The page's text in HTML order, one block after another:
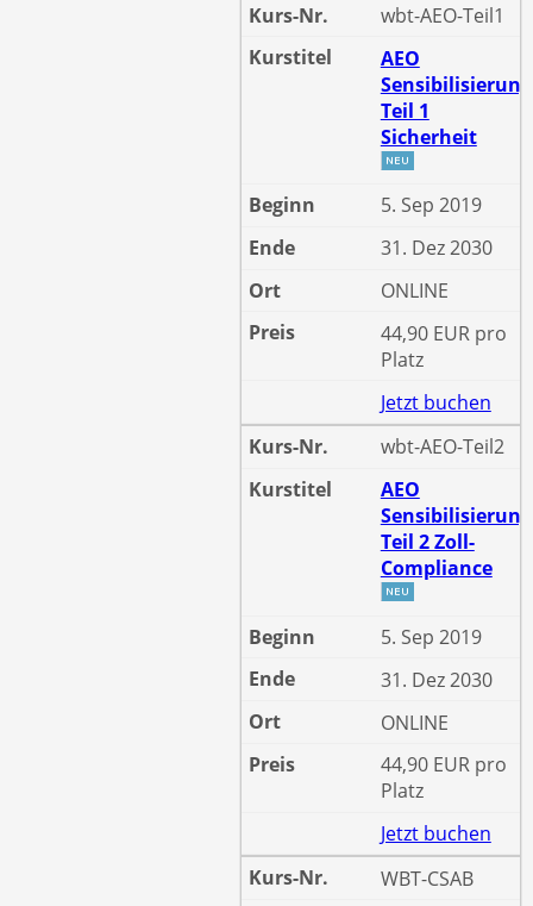
wbt-AEO-Teil1
AEO
Teil 1
Sicherheit
5. Sep 2019
31. Dez 2030
ONLINE
44,90 EUR pro
Platz
Jetzt buchen
wbt-AEO-Teil2
AEO
Teil 2 Zoll-
Compliance
5. Sep 2019
31. Dez 2030
ONLINE
44,90 EUR pro
Platz
Jetzt buchen
WBT-CSAB